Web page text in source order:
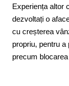
Experiența altor
dezvoltați o
cu creșterea
propriu, pentru
precum